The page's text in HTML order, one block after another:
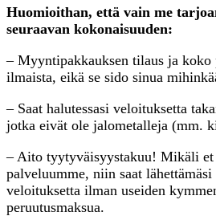
Huomioithan, että vain me
seuraavan kokonaisuuden:
– Myyntipakkauksen tilaus ja koko
ilmaista, eikä se sido sinua
– Saat halutessasi veloituksetta
jotka eivät ole jalometalleja (mm.
– Aito tyytyväisyystakuu! Mikäli
palveluumme, niin saat lähettämäsi
veloituksetta ilman useiden
peruutusmaksua.